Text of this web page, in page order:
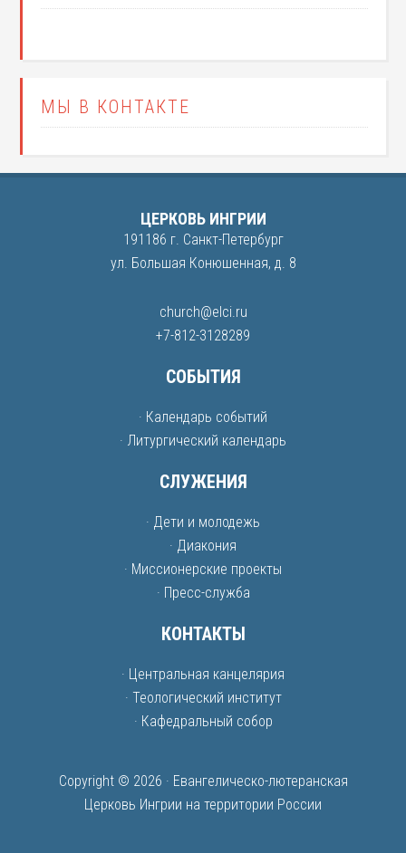
МЫ В КОНТАКТЕ
ЦЕРКОВЬ ИНГРИИ
191186 г. Санкт-Петербург
ул. Большая Конюшенная, д. 8
church@elci.ru
+7-812-3128289
СОБЫТИЯ
· Календарь событий
· Литургический календарь
СЛУЖЕНИЯ
· Дети и молодежь
· Диакония
· Миссионерские проекты
· Пресс-служба
КОНТАКТЫ
· Центральная канцелярия
· Теологический институт
· Кафедральный собор
Copyright © 2026 · Евангелическо-лютеранская
Церковь Ингрии на территории России